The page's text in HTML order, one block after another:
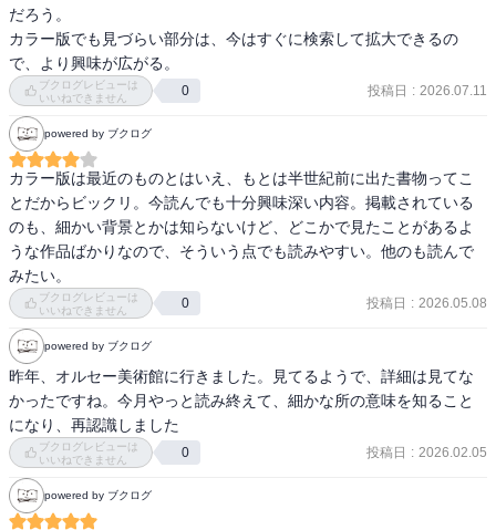
だろう。
カラー版でも見づらい部分は、今はすぐに検索して拡大できるの
で、より興味が広がる。
ブクログレビューは
いいねできません
0 投稿日 : 2026.07.11
powered by ブクログ
カラー版は最近のものとはいえ、もとは半世紀前に出た書物ってこ
とだからビックリ。今読んでも十分興味深い内容。掲載されている
のも、細かい背景とかは知らないけど、どこかで見たことがあるよ
うな作品ばかりなので、そういう点でも読みやすい。他のも読んで
みたい。
ブクログレビューは
いいねできません
0 投稿日 : 2026.05.08
powered by ブクログ
昨年、オルセー美術館に行きました。見てるようで、詳細は見てな
かったですね。今月やっと読み終えて、細かな所の意味を知ること
になり、再認識しました
ブクログレビューは
いいねできません
0 投稿日 : 2026.02.05
powered by ブクログ